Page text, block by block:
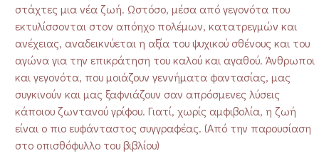
στάχτες μια νέα ζωή. Ωστόσο, μέσα από γεγονότα που
εκτυλίσσονται στον απόηχο πολέμων, κατατρεγμών και
ανέχειας, αναδεικνύεται η αξία του ψυχικού σθένους και του
αγώνα για την επικράτηση του καλού και αγαθού. Άνθρωποι
και γεγονότα, που μοιάζουν γεννήματα φαντασίας, μας
συγκινούν και μας ξαφνιάζουν σαν απρόσμενες λύσεις
κάποιου ζωντανού γρίφου. Γιατί, χωρίς αμφιβολία, η ζωή
είναι ο πιο ευφάνταστος συγγραφέας. (Από την παρουσίαση
στο οπισθόφυλλο του βιβλίου)